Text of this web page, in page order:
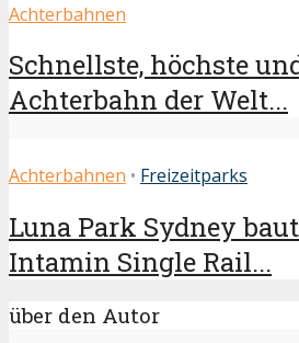
Achterbahnen
Schnellste, höchste
Achterbahn der Welt...
Achterbahnen • Freizeitparks
Luna Park Sydney
Intamin Single Rail...
über den Autor